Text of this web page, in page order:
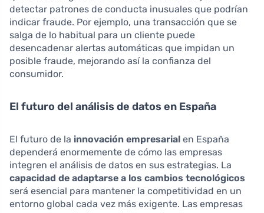
detectar patrones de conducta inusuales que podrían
indicar fraude. Por ejemplo, una transacción que se
salga de lo habitual para un cliente puede
desencadenar alertas automáticas que impidan un
posible fraude, mejorando así la confianza del
consumidor.
El futuro del análisis de datos en España
El futuro de la innovación empresarial en España
dependerá enormemente de cómo las empresas
integren el análisis de datos en sus estrategias. La
capacidad de adaptarse a los cambios tecnológicos
será esencial para mantener la competitividad en un
entorno global cada vez más exigente. Las empresas